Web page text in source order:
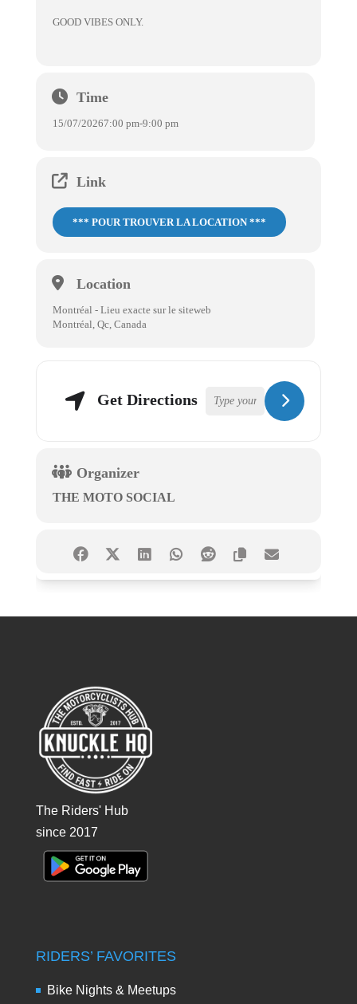
GOOD VIBES ONLY.
Time
15/07/20267:00 pm-9:00 pm
Link
*** POUR TROUVER LA LOCATION ***
Location
Montréal - Lieu exacte sur le siteweb
Montréal, Qc, Canada
Get Directions
Organizer
THE MOTO SOCIAL
The Riders' Hub
since 2017
RIDERS’ FAVORITES
Bike Nights & Meetups